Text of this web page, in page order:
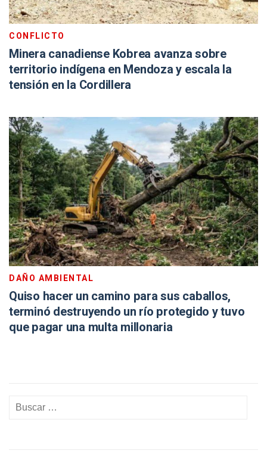
CONFLICTO
Minera canadiense Kobrea avanza sobre
territorio indígena en Mendoza y escala la
tensión en la Cordillera
DAÑO AMBIENTAL
Quiso hacer un camino para sus caballos,
terminó destruyendo un río protegido y tuvo
que pagar una multa millonaria